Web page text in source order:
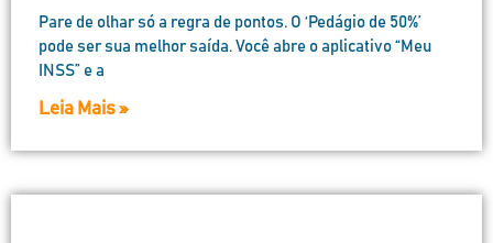
Pare de olhar só a regra de pontos. O ‘Pedágio de 50%’
pode ser sua melhor saída. Você abre o aplicativo “Meu
INSS” e a
Leia Mais »